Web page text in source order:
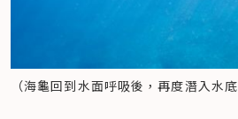
（海龜回到水面呼吸後，再度潛入水